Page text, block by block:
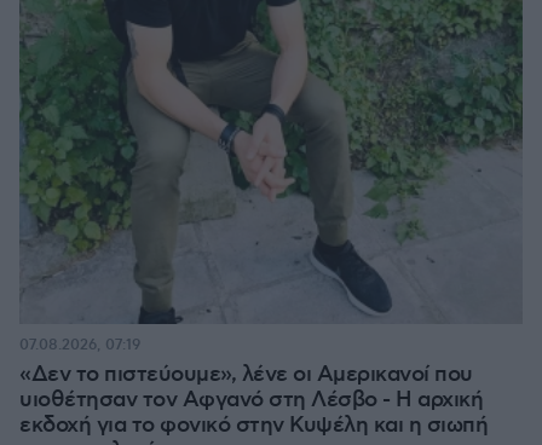
«Δεν το πιστεύουμε», λένε οι Αμερικανοί που
υιοθέτησαν τον Αφγανό στη Λέσβο - Η αρχική
εκδοχή για το φονικό στην Κυψέλη και η σιωπή
07.08.2026, 07:19